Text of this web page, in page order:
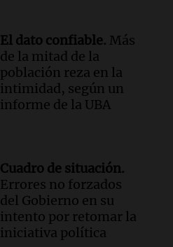
El dato confiable. Más
de la mitad de la
población reza en la
intimidad, según un
informe de la UBA
Cuadro de situación.
Errores no forzados
del Gobierno en su
intento por retomar la
iniciativa política